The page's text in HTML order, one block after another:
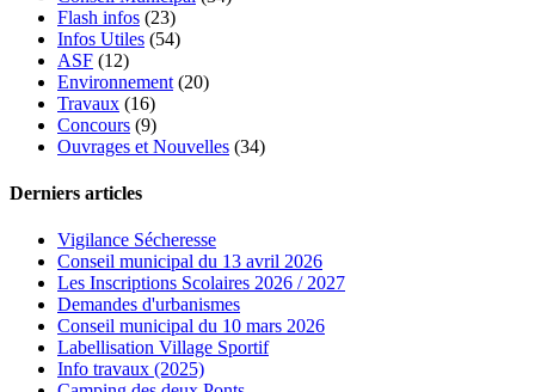
Flash infos (23)
Infos Utiles (54)
ASF (12)
Environnement (20)
Travaux (16)
Concours (9)
Ouvrages et Nouvelles (34)
Derniers articles
Vigilance Sécheresse
Conseil municipal du 13 avril 2026
Les Inscriptions Scolaires 2026 / 2027
Demandes d'urbanismes
Conseil municipal du 10 mars 2026
Labellisation Village Sportif
Info travaux (2025)